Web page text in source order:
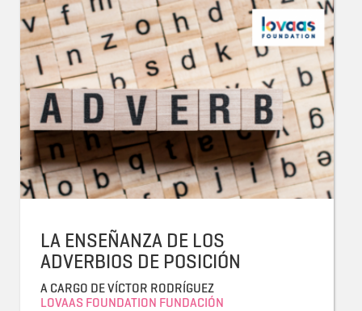
LA ENSEÑANZA DE LOS
ADVERBIOS DE POSICIÓN
A CARGO DE VÍCTOR RODRÍGUEZ
LOVAAS FOUNDATION FUNDACIÓN